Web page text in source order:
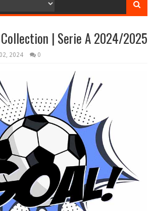
| Serie A 2024/2025
02, 2024 0